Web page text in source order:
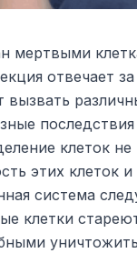
мертвыми
отвечает
клеток
этих клеток
система
клетки